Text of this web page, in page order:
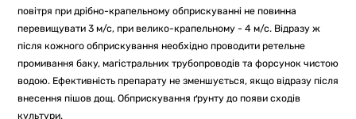
повітря при дрібно-крапельному обприскуванні не повинна
перевищувати 3 м/с, при велико-крапельному - 4 м/с. Відразу ж
після кожного обприскування необхідно проводити ретельне
промивання баку, магістральних трубопроводів та форсунок чистою
водою. Ефективність препарату не зменшується, якщо відразу після
внесення пішов дощ. Обприскування ґрунту до появи сходів
культури.